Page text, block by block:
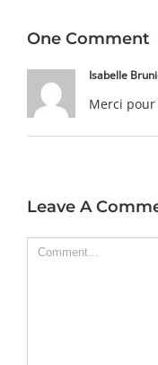
One Comment
Isabelle
Merci
Leave A
Comment